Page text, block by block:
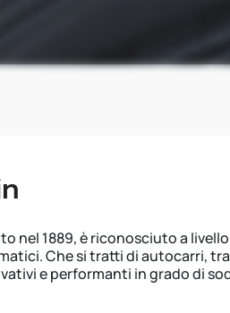
nel 1889, è riconosciuto a
Che si tratti di autocarri,
e performanti in grado di